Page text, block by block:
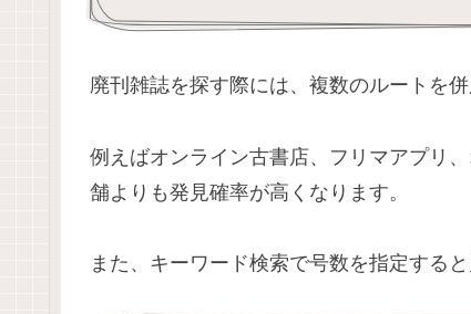
廃刊雑誌を探す際には、複数のルートを
例えばオンライン古書店、フリマアプリ
舗よりも発見確率が高くなります。
また、キーワード検索で号数を指定する